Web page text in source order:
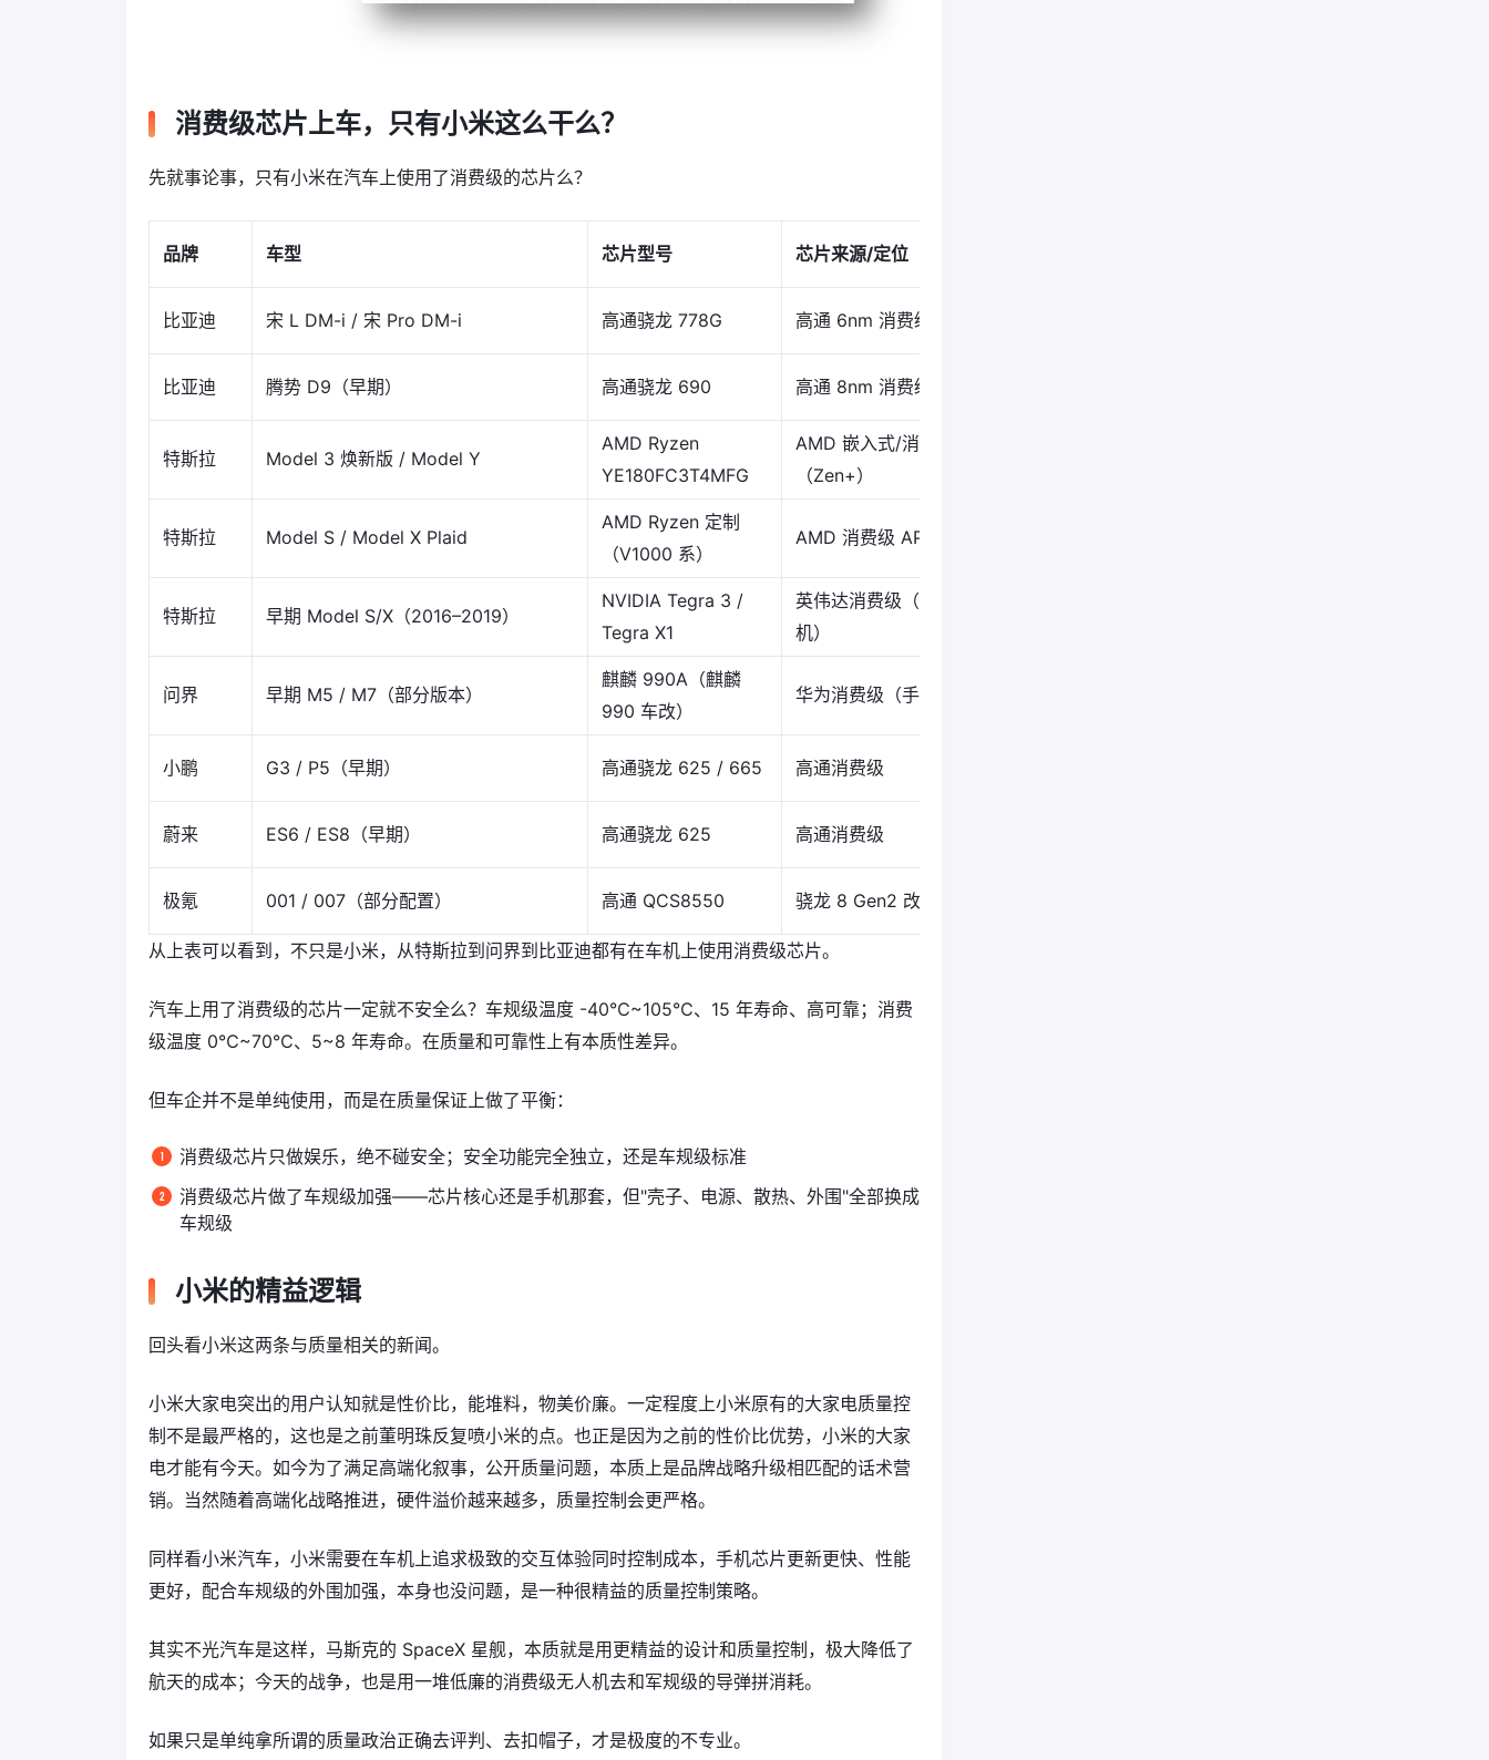
消费级芯片上车，只有小米这么干么？
先就事论事，只有小米在汽车上使用了消费级的芯片么？
品牌 车型 芯片型号 芯片来源/定位
比亚迪 宋 L DM-i / 宋 Pro DM-i 高通骁龙 778G 高通 6nm 消费级
比亚迪 腾势 D9（早期） 高通骁龙 690 高通 8nm 消费级
特斯拉 Model 3 焕新版 / Model Y
AMD Ryzen
YE180FC3T4MFG
AMD 嵌入式/消费级
（Zen+）
特斯拉 Model S / Model X Plaid
AMD Ryzen 定制
（V1000 系）
AMD 消费级 APU
特斯拉 早期 Model S/X（2016–2019）
NVIDIA Tegra 3 /
Tegra X1
英伟达消费级（平板/手
机）
问界 早期 M5 / M7（部分版本）
麒麟 990A（麒麟
990 车改）
华为消费级（手机改）
小鹏 G3 / P5（早期） 高通骁龙 625 / 665 高通消费级
蔚来 ES6 / ES8（早期） 高通骁龙 625 高通消费级
极氪 001 / 007（部分配置） 高通 QCS8550 骁龙 8 Gen2 改款
从上表可以看到，不只是小米，从特斯拉到问界到比亚迪都有在车机上使用消费级芯片。
汽车上用了消费级的芯片一定就不安全么？车规级温度 -40℃~105℃、15 年寿命、高可靠；消费
级温度 0℃~70℃、5~8 年寿命。在质量和可靠性上有本质性差异。
但车企并不是单纯使用，而是在质量保证上做了平衡：
消费级芯片只做娱乐，绝不碰安全；安全功能完全独立，还是车规级标准
消费级芯片做了车规级加强——芯片核心还是手机那套，但"壳子、电源、散热、外围"全部换成
车规级
小米的精益逻辑
回头看小米这两条与质量相关的新闻。
小米大家电突出的用户认知就是性价比，能堆料，物美价廉。一定程度上小米原有的大家电质量控
制不是最严格的，这也是之前董明珠反复喷小米的点。也正是因为之前的性价比优势，小米的大家
电才能有今天。如今为了满足高端化叙事，公开质量问题，本质上是品牌战略升级相匹配的话术营
销。当然随着高端化战略推进，硬件溢价越来越多，质量控制会更严格。
同样看小米汽车，小米需要在车机上追求极致的交互体验同时控制成本，手机芯片更新更快、性能
更好，配合车规级的外围加强，本身也没问题，是一种很精益的质量控制策略。
其实不光汽车是这样，马斯克的 SpaceX 星舰，本质就是用更精益的设计和质量控制，极大降低了
航天的成本；今天的战争，也是用一堆低廉的消费级无人机去和军规级的导弹拼消耗。
如果只是单纯拿所谓的质量政治正确去评判、去扣帽子，才是极度的不专业。